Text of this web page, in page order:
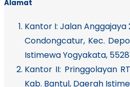
Alamat
Kantor I: Jalan Anggajaya
Condongcatur, Kec.
Istimewa Yogyakata,
Kantor II: Pringgolayan
Kab. Bantul, Daerah